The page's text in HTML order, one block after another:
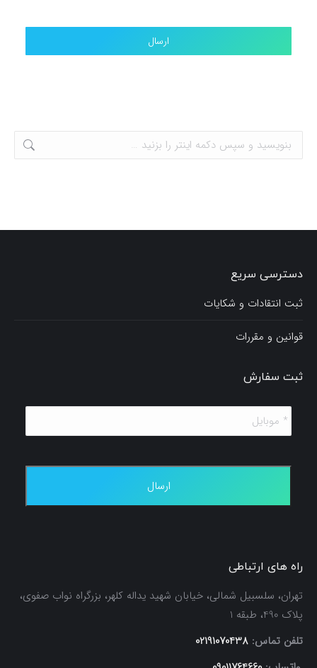
دسترسی سریع
ثبت انتقادات و شکایات
قوانین و مقررات
ثبت سفارش
*
موبایل *
راه های ارتباطی
تهران، سلسبیل شمالی، خیابان شهید یداله کلهر، بزرگراه نواب صفوی،
پلاک 490، طبقه 1
تلفن تماس: 02191070438